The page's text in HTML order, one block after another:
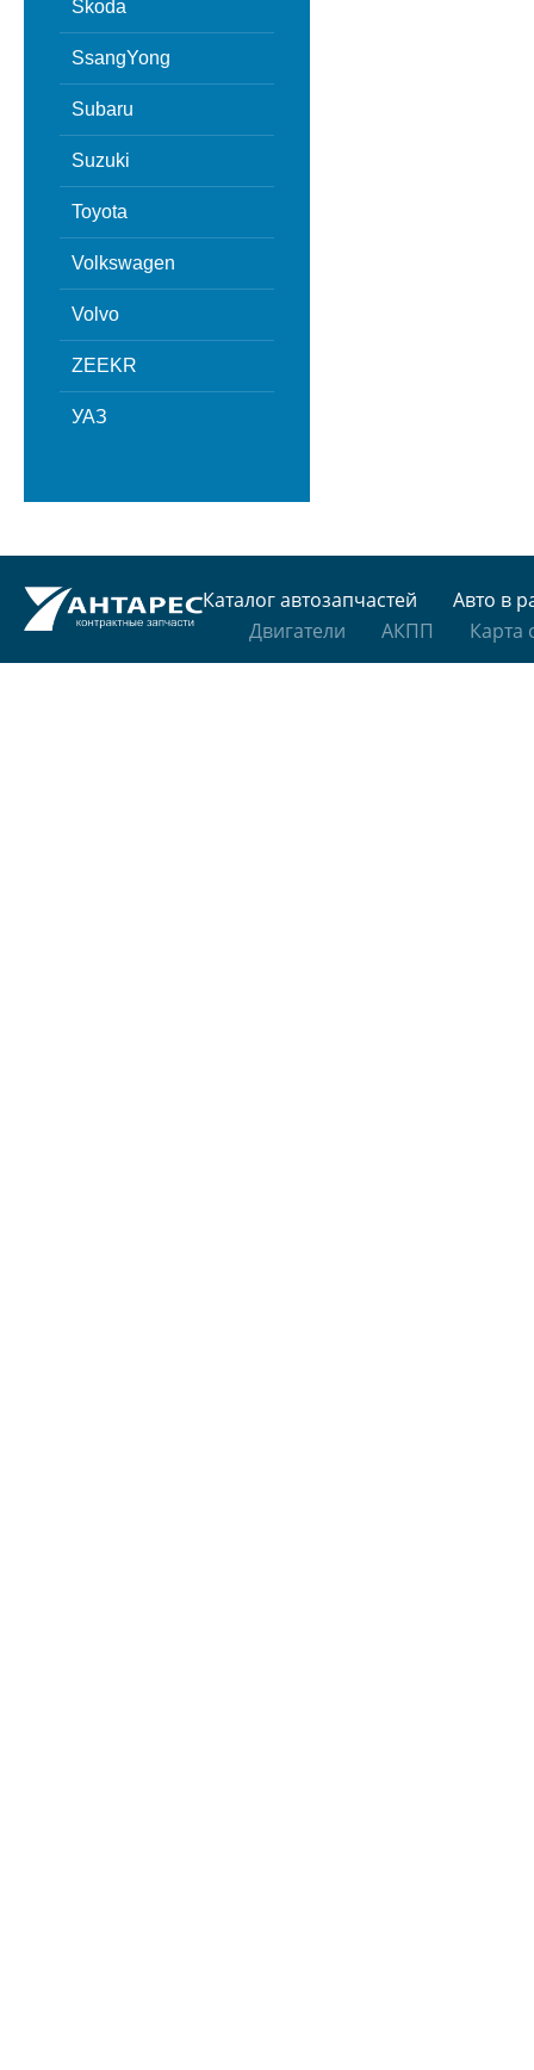
Skoda
SsangYong
Subaru
Suzuki
Toyota
Volkswagen
Volvo
ZEEKR
УАЗ
Каталог автозапчастей
Авто в
Двигатели
АКПП Карта